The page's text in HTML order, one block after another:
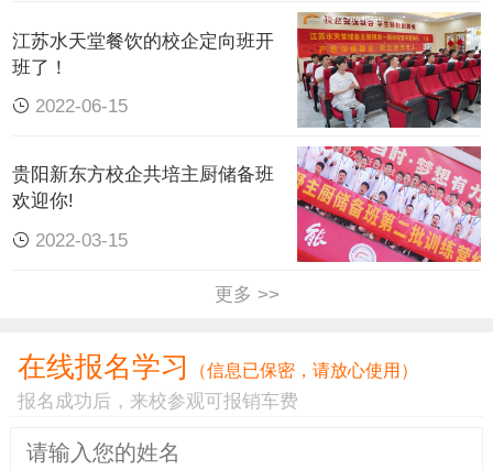
在这场研学的过程中，企业相关负责人对餐饮公司
文化、福利待遇还有后厨每个人的职责要领以及厨
房的物品摆放，让学生们边看边学。有的学生还特
意在参观过程中询问一些专业方面的问题，负责人
也都耐心地给予解答。
江苏水天堂餐饮的校企定向班开
班了！
2022-06-15
贵阳新东方校企共培主厨储备班
欢迎你!
2022-03-15
更多 >>
在线报名学习 （信息已保密，请放心使用）
报名成功后，来校参观可报销车费